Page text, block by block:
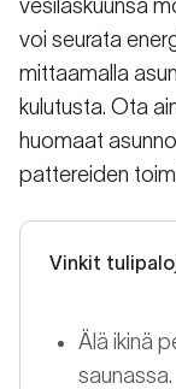
vesilaskuunsa
voi seurata
mittaamalla
kulutusta. Ota
huomaat
pattereiden
Vinkit
Älä ikinä
saunassa.